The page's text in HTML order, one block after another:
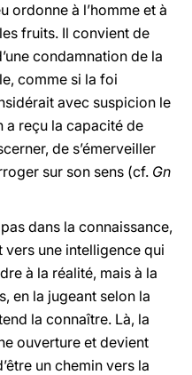
ordonne à l’homme et à
fruits. Il convient de
condamnation de la
comme si la foi
avec suspicion le
a reçu la capacité de
de s’émerveiller
sur son sens (cf. Gn
dans la connaissance,
vers une intelligence qui
à la réalité, mais à la
en la jugeant selon la
la connaître. Là, la
ouverture et devient
un chemin vers la